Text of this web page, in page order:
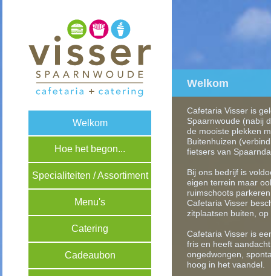
Welkom
Cafetaria Visser is
Spaarnwoude (nabij
de mooiste plekken
Buitenhuizen
fietsers van
Bij ons bedrijf is
eigen terrein maar
ruimschoots
Cafetaria Visser
zitplaatsen buiten,
Cafetaria Visser is
fris en heeft
ongedwongen,
hoog in het vaandel.
Welkom
Hoe het begon...
Specialiteiten / Assortiment
Menu's
Catering
Cadeaubon